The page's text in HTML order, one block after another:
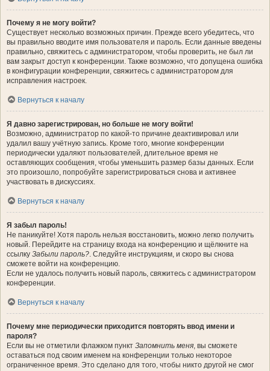
Почему я не могу войти?
Существует несколько возможных причин. Прежде всего убедитесь, что
вы правильно вводите имя пользователя и пароль. Если данные введены
правильно, свяжитесь с администратором, чтобы проверить, не был ли
вам закрыт доступ к конференции. Также возможно, что допущена ошибка
в конфигурации конференции, свяжитесь с администратором для
исправления настроек.
Вернуться к началу
Я давно зарегистрирован, но больше не могу войти!
Возможно, администратор по какой-то причине деактивировал или
удалил вашу учётную запись. Кроме того, многие конференции
периодически удаляют пользователей, длительное время не
оставляющих сообщения, чтобы уменьшить размер базы данных. Если
это произошло, попробуйте зарегистрироваться снова и активнее
участвовать в дискуссиях.
Вернуться к началу
Я забыл пароль!
Не паникуйте! Хотя пароль нельзя восстановить, можно легко получить
новый. Перейдите на страницу входа на конференцию и щёлкните на
ссылку Забыли пароль?. Следуйте инструкциям, и скоро вы снова
сможете войти на конференцию.
Если не удалось получить новый пароль, свяжитесь с администратором
конференции.
Вернуться к началу
Почему мне периодически приходится повторять ввод имени и
пароля?
Если вы не отметили флажком пункт Запомнить меня, вы сможете
оставаться под своим именем на конференции только некоторое
ограниченное время. Это сделано для того, чтобы никто другой не смог